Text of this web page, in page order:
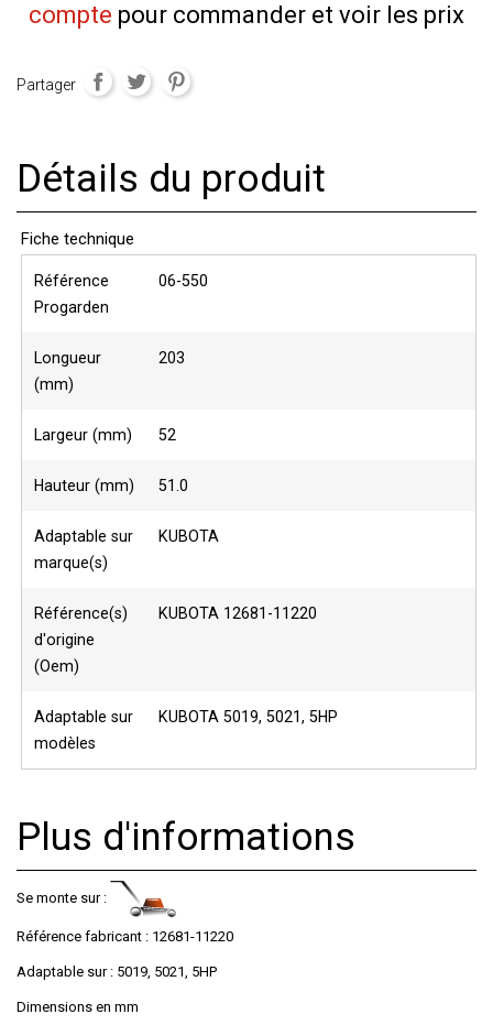
compte pour commander et voir les prix
Partager
Détails du produit
Fiche technique
Référence
Progarden
06-550
Longueur
(mm)
203
Largeur (mm) 52
Hauteur (mm) 51.0
Adaptable sur
marque(s)
KUBOTA
Référence(s)
d'origine
(Oem)
KUBOTA 12681-11220
Adaptable sur
modèles
KUBOTA 5019, 5021, 5HP
Plus d'informations
Se monte sur :
Référence fabricant : 12681-11220
Adaptable sur : 5019, 5021, 5HP
Dimensions en mm